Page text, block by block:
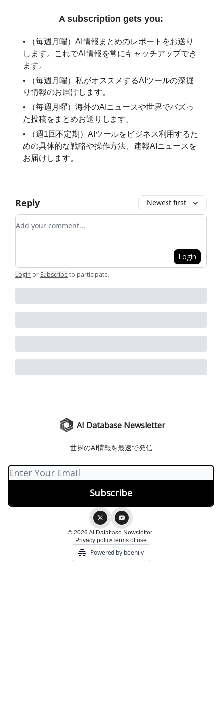
A subscription gets you:
• （毎週月曜）AI情報まとめのレポートをお送り
します。これでAI情報を常にキャッチアップでき
ます。
• （毎週月曜）私がオススメするAIツールの深掘
り情報のお届けします。
• （毎週月曜）海外のAIニュースや世界でバズっ
た投稿をまとめお送りします。
• （週1回不定期）AIツールをビジネス利用するた
めの具体的な戦略や操作方法、速報AIニュースを
お届けします。
Reply Newest first
Add your comment
Login
Login or Subscribe to participate.
AI Database Newsletter
世界のAI情報を最速で発信
© 2026 AI Database Newsletter..
Privacy policyTerms of use
Powered by beehiiv